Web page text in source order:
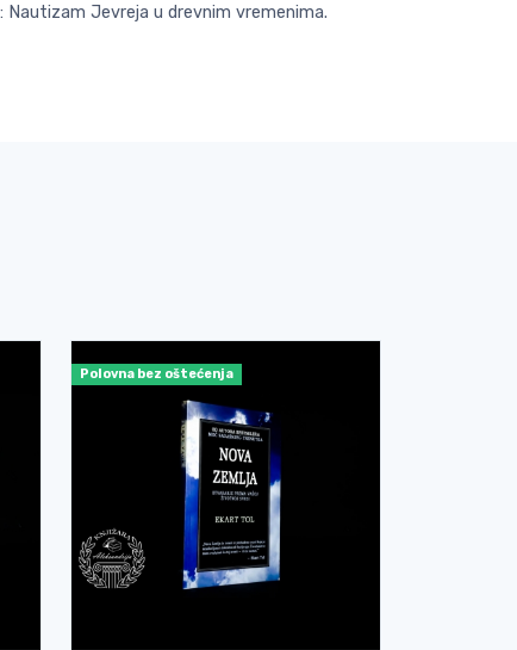
Jevreja u drevnim vremenima.
Polovna bez oštećenja